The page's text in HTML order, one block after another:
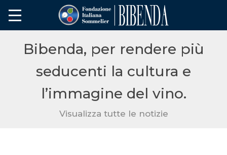
Bibenda, per rendere più
seducenti la cultura e
l’immagine del vino.
Visualizza tutte le notizie